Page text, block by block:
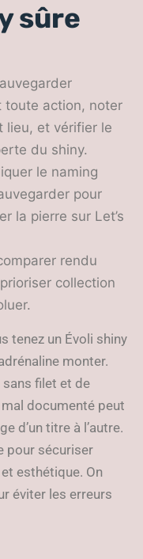
sûre
toute action, noter
lieu, et vérifier le
du shiny.
le naming
pour
la pierre sur Let’s
rendu
collection
tenez un Évoli shiny
monter.
filet et de
documenté peut
d’un titre à l’autre.
pour sécuriser
esthétique. On
éviter les erreurs